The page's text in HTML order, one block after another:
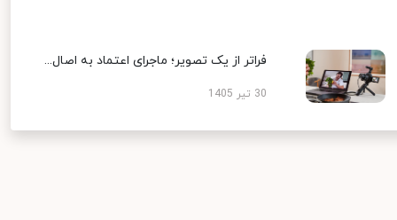
فراتر از یک تصویر؛ ماجرای اعتماد به اصال...
30 تیر 1405